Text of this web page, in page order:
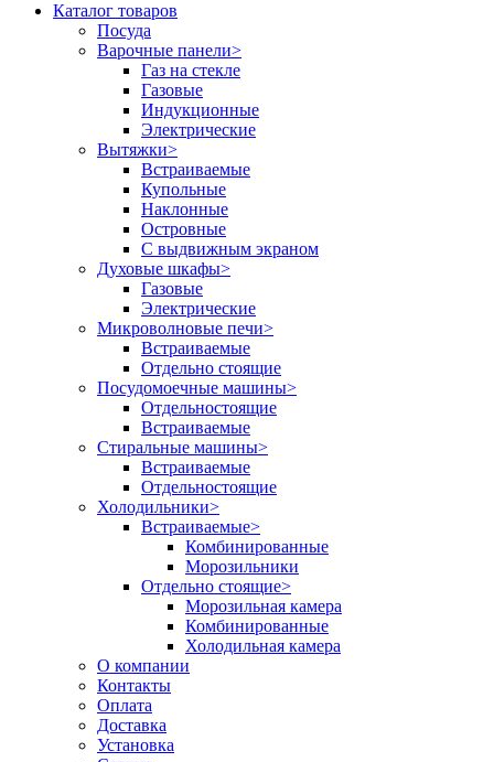
Каталог товаров
Посуда
Варочные панели>
Газ на стекле
Газовые
Индукционные
Электрические
Вытяжки>
Встраиваемые
Купольные
Наклонные
Островные
С выдвижным экраном
Духовые шкафы>
Газовые
Электрические
Микроволновые печи>
Встраиваемые
Отдельно стоящие
Посудомоечные машины>
Отдельностоящие
Встраиваемые
Стиральные машины>
Встраиваемые
Отдельностоящие
Холодильники>
Встраиваемые>
Комбинированные
Морозильники
Отдельно стоящие>
Морозильная камера
Комбинированные
Холодильная камера
О компании
Контакты
Оплата
Доставка
Установка